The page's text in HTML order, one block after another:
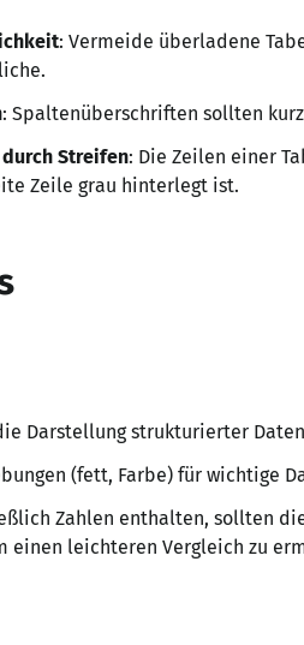
: Vermeide überladene
: Spaltenüberschriften sollten
Streifen: Die Zeilen einer
Zeile grau hinterlegt ist.
Darstellung strukturierter
(fett, Farbe) für wichtige
Zahlen enthalten, sollten
einen leichteren Vergleich zu